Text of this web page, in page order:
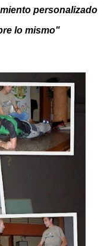
personalizado
lo mismo"